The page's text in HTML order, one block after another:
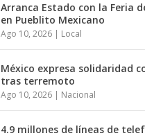
Arranca Estado con la Feria
en Pueblito Mexicano
Ago 10, 2026 Local
México expresa solidaridad
tras terremoto
Ago 10, 2026 Nacional
4.9 millones de líneas de